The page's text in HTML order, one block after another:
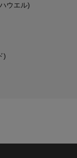
ウエル)
)